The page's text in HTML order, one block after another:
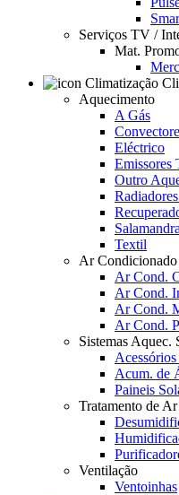
Serviços TV /
Mat.
Aquecimento
A Gás
Eléctrico
Emissores
Outro
Textil
Ar Condicionado
Ar Cond.
Ar Cond.
Ar Cond.
Ar Cond.
Sistemas Aquec.
Acum. de
Paineis
Tratamento de Ar
Ventilação
Ventoinhas